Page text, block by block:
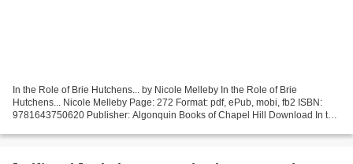
In the Role of Brie Hutchens... by Nicole Melleby In the Role of Brie
Hutchens... Nicole Melleby Page: 272 Format: pdf, ePub, mobi, fb2 ISBN:
9781643750620 Publisher: Algonquin Books of Chapel Hill Download In the